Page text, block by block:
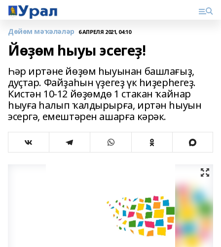
Дөйөм мәҡәләләр 6 АПРЕЛЯ 2021, 04:10
Йөҙөм һыуы эсегеҙ!
Һәр иртәне йөҙөм һыуынан башлағыҙ,
дуҫтар. Файҙаһын үҙегеҙ үк һиҙерһегеҙ.
Кистән 10-12 йөҙөмдө 1 стакан ҡайнар
һыуға һалып ҡалдырырға, иртән һыуын
эсергә, емештәрен ашарға кәрәк.